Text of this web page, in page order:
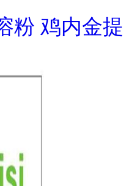
粉 鸡内金提